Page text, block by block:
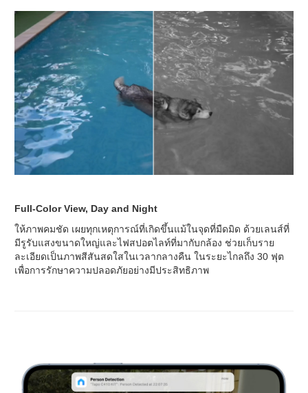
Full-Color View, Day and Night
ให้ภาพคมชัด เผยทุกเหตุการณ์ที่เกิดขึ้นแม้ในจุดที่มืดมิด ด้วยเลนส์ที่
มีรูรับแสงขนาดใหญ่และไฟสปอตไลท์ที่มากับกล้อง ช่วยเก็บราย
ละเอียดเป็นภาพสีสันสดใสในเวลากลางคืน ในระยะไกลถึง 30 ฟุต
เพื่อการรักษาความปลอดภัยอย่างมีประสิทธิภาพ